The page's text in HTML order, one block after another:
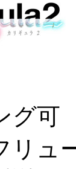
グ可
リュ